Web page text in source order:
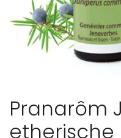
Pranarôm
etherische